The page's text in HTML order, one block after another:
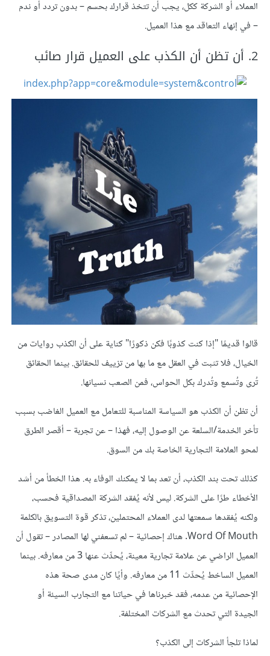
العملاء أو الشركة ككل، يجب أن تتخذ قرارك بحسم – بدون تردد أو ندم
– في إنهاء التعاقد مع هذا العميل.
2. أن تظن أن الكذب على العميل قرار صائب
قالوا قديمًا "إذا كنت كذوبًا فكن ذكورًا" كناية على أن الكذب روايات من
الخيال، فلا تثبت في العقل مع ما بها من تزييف للحقائق. بينما الحقائق
تُرى وتُسمع وتُدرك بكل الحواس، فمن الصعب نسيانها.
أن تظن أن الكذب هو السياسة المناسبة للتعامل مع العميل الغاضب بسبب
تأخر الخدمة/السلعة عن الوصول إليه، فهذا – عن تجربة – أقصر الطرق
لمحو العلامة التجارية الخاصة بك من السوق.
كذلك تحت بند الكذب، أن تعد بما لا يمكنك الوفاء به. هذا الخطأ من أشد
الأخطاء طرًا على الشركة. ليس لأنه يُفقد الشركة المصداقية فحسب،
ولكنه يُفقدها سمعتها لدى العملاء المحتملين، تذكر قوة التسويق بالكلمة
Word Of Mouth. هناك إحصائية – لم تسعفني لها المصادر – تقول أن
العميل الراضي عن علامة تجارية معينة، يُحدِّث عنها 3 من معارفه. بينما
العميل الساخط يُحدِّث 11 من معارفه. وأيًا كان مدى صحة هذه
الإحصائية من عدمه، فقد خبرناها في حياتنا مع التجارب السيئة أو
الجيدة التي تحدث مع الشركات المختلفة.
لماذا تلجأ الشركات إلى الكذب؟